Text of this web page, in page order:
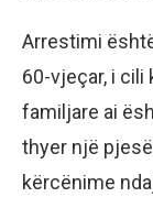
Arrestimi
60-vjeçar, i cili
familjare ai
thyer një
kërcënime